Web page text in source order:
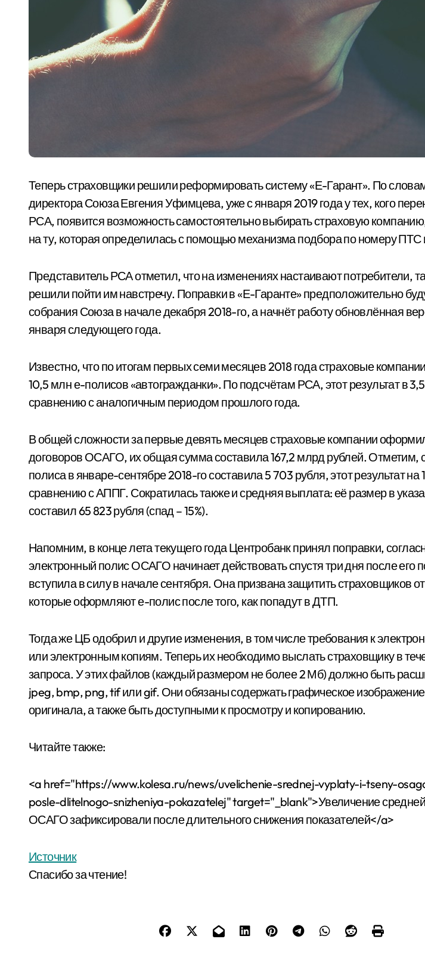
Теперь страховщики решили реформировать систему «Е-Гарант». По
директора Союза Евгения Уфимцева, уже с января 2019 года у тех, кого
РСА, появится возможность самостоятельно выбирать страховую
на ту, которая определилась с помощью механизма подбора по номеру
Представитель РСА отметил, что на изменениях настаивают потребители,
решили пойти им навстречу. Поправки в «Е-Гаранте» предположительно
собрания Союза в начале декабря 2018-го, а начнёт работу обновлённая
января следующего года.
Известно, что по итогам первых семи месяцев 2018 года страховые
10,5 млн е-полисов «автогражданки». По подсчётам РСА, этот результат в
сравнению с аналогичным периодом прошлого года.
В общей сложности за первые девять месяцев страховые компании
договоров ОСАГО, их общая сумма составила 167,2 млрд рублей. Отметим,
полиса в январе-сентябре 2018-го составила 5 703 рубля, этот результат на
сравнению с АППГ. Сократилась также и средняя выплата: её размер в
составил 65 823 рубля (спад – 15%).
Напомним, в конце лета текущего года Центробанк принял поправки,
электронный полис ОСАГО начинает действовать спустя три дня после его
вступила в силу в начале сентября. Она призвана защитить страховщиков
которые оформляют е-полис после того, как попадут в ДТП.
Тогда же ЦБ одобрил и другие изменения, в том числе требования к
или электронным копиям. Теперь их необходимо выслать страховщику в
запроса. У этих файлов (каждый размером не более 2 Мб) должно быть
jpeg, bmp, png, tif или gif. Они обязаны содержать графическое изображение
оригинала, а также быть доступными к просмотру и копированию.
Читайте также:
<a href="https://www.kolesa.ru/news/uvelichenie-srednej-vyplaty-i-tseny-
posle-dlitelnogo-snizheniya-pokazatelej" target="_blank">Увеличение
ОСАГО зафиксировали после длительного снижения показателей</a>
Источник
Спасибо за чтение!